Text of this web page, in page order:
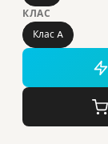
КЛАС
Клас A